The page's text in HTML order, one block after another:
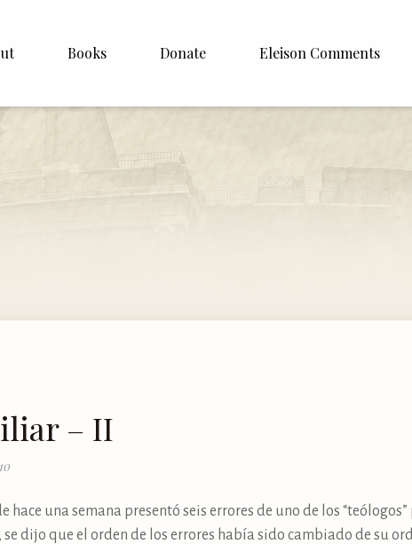
Books Donate Eleison Comments
Italiano
– II
hace una semana presentó seis errores de uno de los
dijo que el orden de los errores había sido cambiado de su